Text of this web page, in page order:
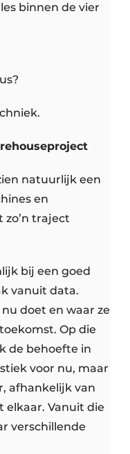
binnen de vier
natuurlijk een
en
zo’n traject
bij een goed
vanuit data.
doet en waar ze
Op die
de behoefte in
voor nu, maar
afhankelijk van
elkaar. Vanuit die
verschillende